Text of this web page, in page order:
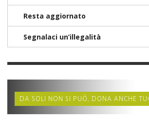
Resta aggiornato
Segnalaci un’illegalità
DA SOLI NON SI PUÒ, DONA ANCHE TU!